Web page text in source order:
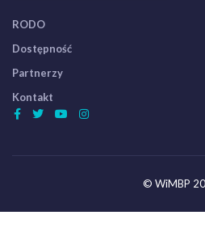
RODO
Dostępność
Partnerzy
Kontakt
© WiMBP